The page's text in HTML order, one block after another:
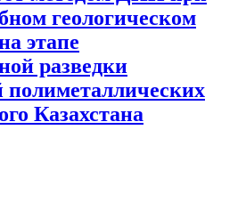
геологическом
этапе
разведки
полиметаллических
Казахстана